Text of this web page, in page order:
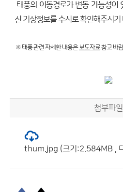
태풍의 이동경로가 변동 가능성이
신 기상정보를 수시로 확인해주시기
※ 태풍 관련 자세한 내용은보도자료참고 바
첨부파일
thum.jpg (크기:2.584MB ,